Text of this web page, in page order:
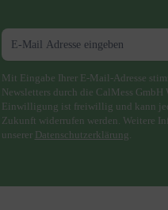
Mit Eingabe Ihrer E-Mail-Adresse
Newsletters durch die CalMess GmbH
Einwilligung ist freiwillig und kann
Zukunft widerrufen werden. Weitere
unserer Datenschutzerklärung .